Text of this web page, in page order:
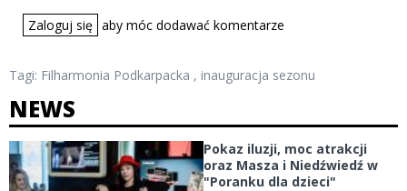
Zaloguj się aby móc dodawać komentarze
Tagi: Filharmonia Podkarpacka , inauguracja sezonu
NEWS
Pokaz iluzji, moc atrakcji
oraz Masza i Niedźwiedź w
"Poranku dla dzieci"